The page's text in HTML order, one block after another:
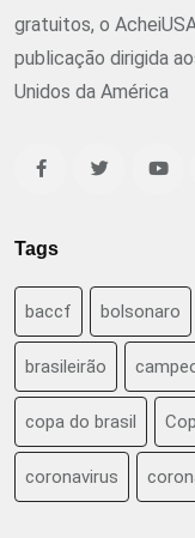
gratuitos, o
publicação dirigida
Unidos da América
Tags
baccf bolsonaro
brasileirão
copa do brasil
coronavirus